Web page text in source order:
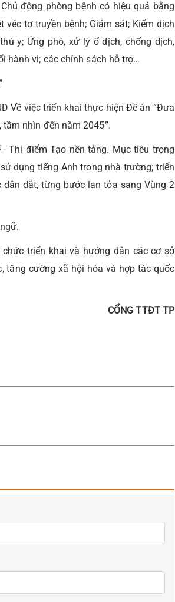
động phòng bệnh có hiệu quả bằng
tơ truyền bệnh; Giám sát; Kiểm dịch
y; Ứng phó, xử lý ổ dịch, chống dịch,
hành vi; các chính sách hỗ trợ…
Về việc triển khai thực hiện Đề án “Đưa
nhìn đến năm 2045”.
Thí điểm Tạo nền tảng. Mục tiêu trọng
dụng tiếng Anh trong nhà trường; triển
dắt, từng bước lan tỏa sang Vùng 2
triển khai và hướng dẫn các cơ sở
tăng cường xã hội hóa và hợp tác quốc
CỔNG TTĐT TP